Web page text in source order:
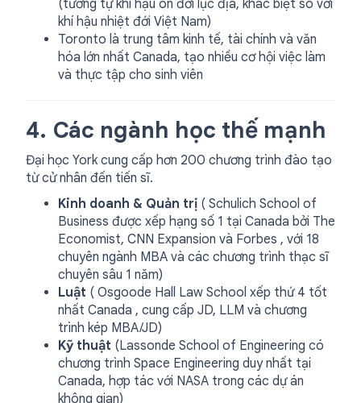
(tương tự khí hậu ôn đới lục địa, khác biệt so với
khí hậu nhiệt đới Việt Nam)
Toronto là trung tâm kinh tế, tài chính và văn
hóa lớn nhất Canada, tạo nhiều cơ hội việc làm
và thực tập cho sinh viên
4. Các ngành học thế mạnh
Đại học York cung cấp hơn 200 chương trình đào tạo
từ cử nhân đến tiến sĩ.
Kinh doanh & Quản trị ( Schulich School of
Business được xếp hạng số 1 tại Canada bởi The
Economist, CNN Expansion và Forbes , với 18
chuyên ngành MBA và các chương trình thạc sĩ
chuyên sâu 1 năm)
Luật ( Osgoode Hall Law School xếp thứ 4 tốt
nhất Canada , cung cấp JD, LLM và chương
trình kép MBA/JD)
Kỹ thuật (Lassonde School of Engineering có
chương trình Space Engineering duy nhất tại
Canada, hợp tác với NASA trong các dự án
không gian)